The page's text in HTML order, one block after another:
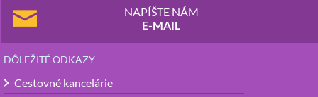
NAPÍŠTE NÁM
E-MAIL
DÔLEŽITÉ ODKAZY
Cestovné kancelárie